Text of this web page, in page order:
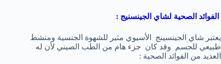
الفوائد الصحية لشاي الجينسنيج :
يعتبر شاي الجينسينج الأسيوي مثير للشهوة الجنسية ومنشط
طبيعي للجسم وقد كان جزء هام من الطب الصيني لأن له
العديد من الفوائد الصحية :